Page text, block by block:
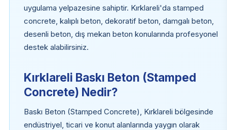
uygulama yelpazesine sahiptir. Kırklareli'da stamped
concrete, kalıplı beton, dekoratif beton, damgalı beton,
desenli beton, dış mekan beton konularında profesyonel
destek alabilirsiniz.
Kırklareli Baskı Beton (Stamped
Concrete) Nedir?
Baskı Beton (Stamped Concrete), Kırklareli bölgesinde
endüstriyel, ticari ve konut alanlarında yaygın olarak